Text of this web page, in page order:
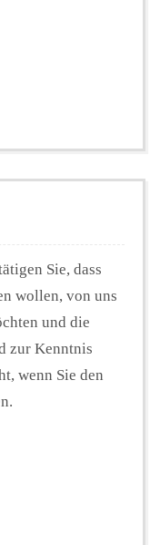
Sie, dass
wollen, von uns
und die
zur Kenntnis
wenn Sie den